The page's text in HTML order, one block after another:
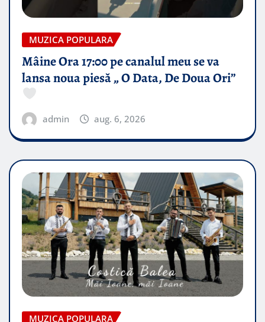
MUZICA POPULARA
Mâine Ora 17:00 pe canalul meu se va
lansa noua piesă „ O Data, De Doua Ori”
admin aug. 6, 2026
MUZICA POPULARA